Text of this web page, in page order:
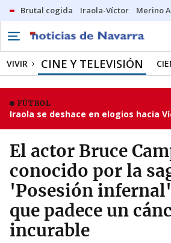
Brutal cogida Iraola-Víctor Merino
VIVIR CINE Y TELEVISIÓN
FÚTBOL
Iraola se deshace en elogios hacia
El actor Bruce
conocido por la
'Posesión
que padece un
incurable